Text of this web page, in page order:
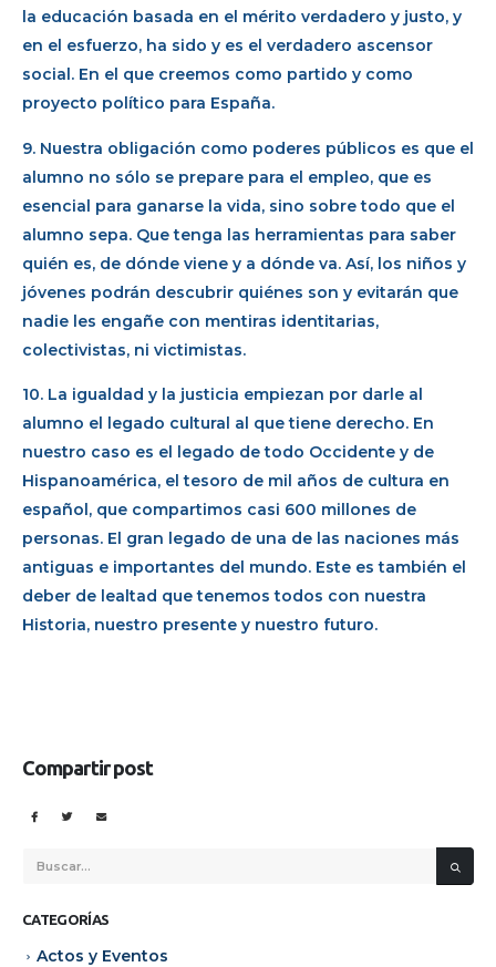
la educación basada en el mérito verdadero y justo, y
en el esfuerzo, ha sido y es el verdadero ascensor
social. En el que creemos como partido y como
proyecto político para España.
9. Nuestra obligación como poderes públicos es que el
alumno no sólo se prepare para el empleo, que es
esencial para ganarse la vida, sino sobre todo que el
alumno sepa. Que tenga las herramientas para saber
quién es, de dónde viene y a dónde va. Así, los niños y
jóvenes podrán descubrir quiénes son y evitarán que
nadie les engañe con mentiras identitarias,
colectivistas, ni victimistas.
10. La igualdad y la justicia empiezan por darle al
alumno el legado cultural al que tiene derecho. En
nuestro caso es el legado de todo Occidente y de
Hispanoamérica, el tesoro de mil años de cultura en
español, que compartimos casi 600 millones de
personas. El gran legado de una de las naciones más
antiguas e importantes del mundo. Este es también el
deber de lealtad que tenemos todos con nuestra
Historia, nuestro presente y nuestro futuro.
Compartir post
CATEGORÍAS
Actos y Eventos